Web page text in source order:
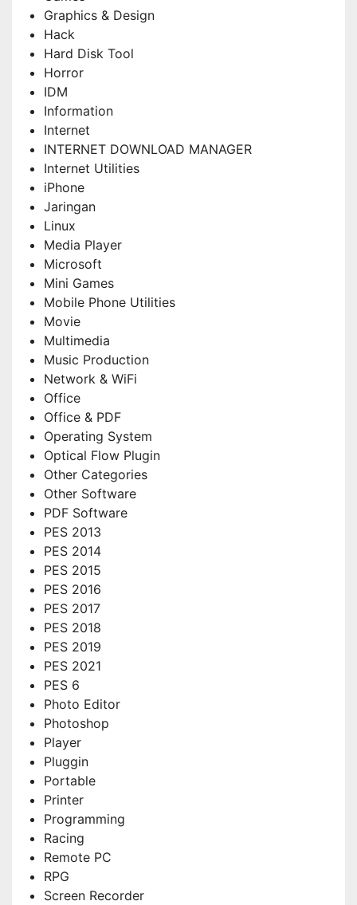
Graphics & Design
Hack
Hard Disk Tool
Horror
IDM
Information
Internet
INTERNET DOWNLOAD MANAGER
Internet Utilities
iPhone
Jaringan
Linux
Media Player
Microsoft
Mini Games
Mobile Phone Utilities
Movie
Multimedia
Music Production
Network & WiFi
Office
Office & PDF
Operating System
Optical Flow Plugin
Other Categories
Other Software
PDF Software
PES 2013
PES 2014
PES 2015
PES 2016
PES 2017
PES 2018
PES 2019
PES 2021
PES 6
Photo Editor
Photoshop
Player
Pluggin
Portable
Printer
Programming
Racing
Remote PC
RPG
Screen Recorder